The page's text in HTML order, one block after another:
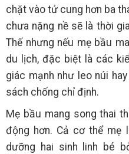
chặt vào tử cung hơn ba
chưa nặng nề sẽ là thời
Thế nhưng nếu mẹ bầu
du lịch, đặc biệt là các
giác mạnh như leo núi
sách chống chỉ định.
Mẹ bầu mang song thai
động hơn. Cả cơ thể mẹ
dưỡng hai sinh linh bé